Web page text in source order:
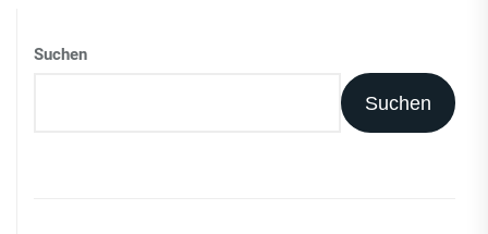
Suchen
Suchen